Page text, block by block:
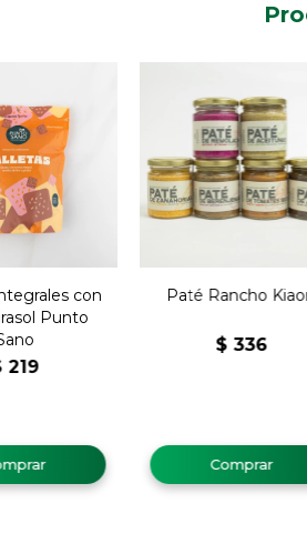
con
Punto
219
Paté Rancho
$ 336